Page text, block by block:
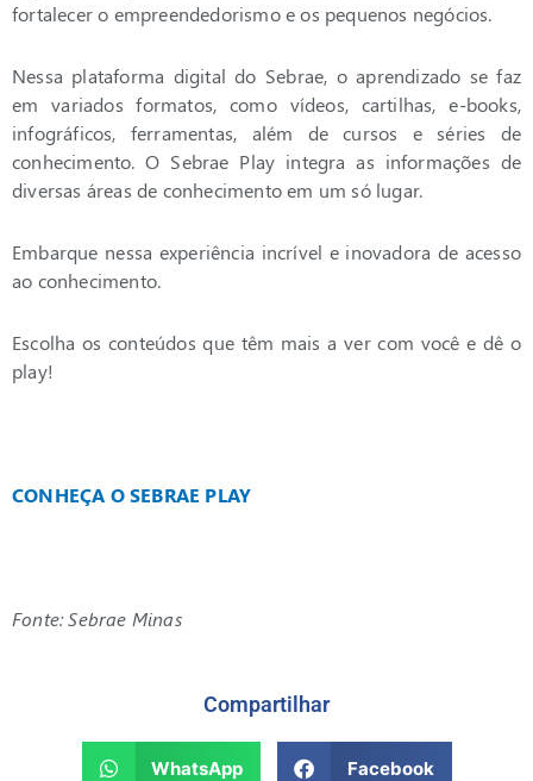
fortalecer o empreendedorismo e os pequenos negócios.
Nessa plataforma digital do Sebrae, o aprendizado se faz
em variados formatos, como vídeos, cartilhas, e-books,
infográficos, ferramentas, além de cursos e séries de
conhecimento. O Sebrae Play integra as informações de
diversas áreas de conhecimento em um só lugar.
Embarque nessa experiência incrível e inovadora de acesso
ao conhecimento.
Escolha os conteúdos que têm mais a ver com você e dê o
play!
CONHEÇA O SEBRAE PLAY
Fonte: Sebrae Minas
Compartilhar
WhatsApp Facebook